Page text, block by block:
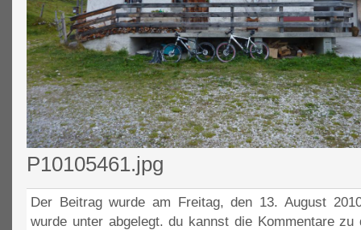
P10105461.jpg
Der Beitrag wurde am Freitag, den 13. August
wurde unter abgelegt. du kannst die Kommentare